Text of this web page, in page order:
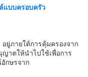
แบบครอบครัว
เสื้อผ้าเด็ก
ยู่ภายใต้การคุ้มครองจาก
ตให้นำไปใช้เพื่อการ
กษรจาก